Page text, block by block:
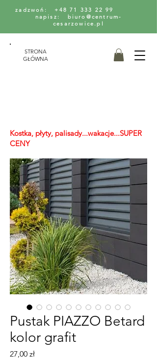
zadzwoń: +48 71 333 22 99
napisz: biuro@centrum-
cesarzowice.pl
STRONA
GŁÓWNA
Kostka, płyty, palisady...wakacje...SUPER
CENY
Pustak PIAZZO Betard
kolor grafit
27,00 złCena